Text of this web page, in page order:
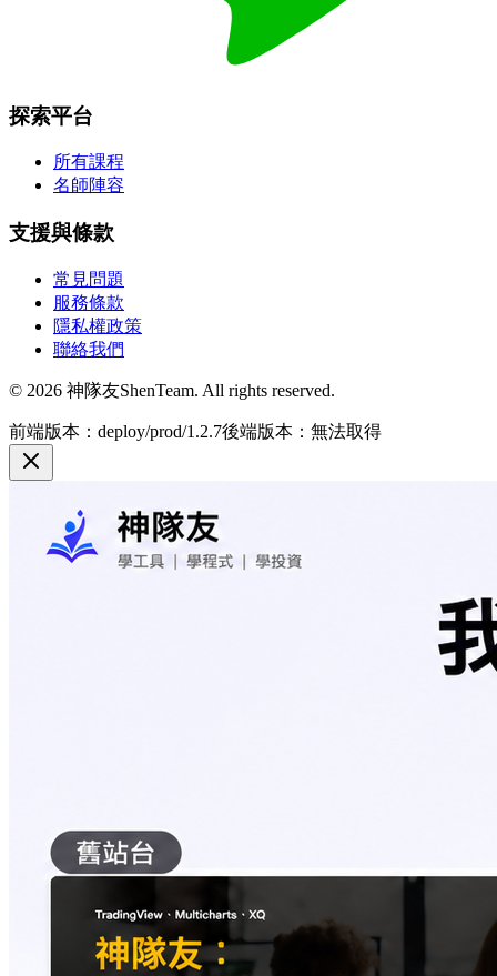
探索平台
所有課程
名師陣容
支援與條款
常見問題
服務條款
隱私權政策
聯絡我們
© 2026 神隊友ShenTeam. All rights reserved.
前端版本：deploy/prod/1.2.7後端版本：無法取得